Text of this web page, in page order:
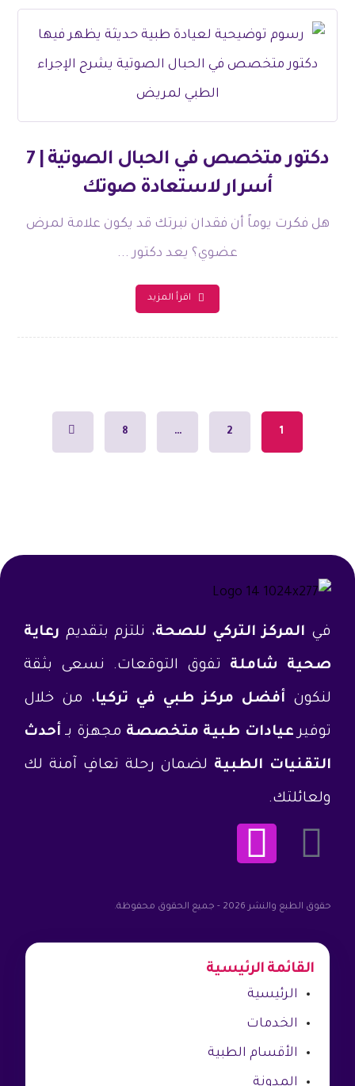
دكتور متخصص في الحبال الصوتية | 7
أسرار لاستعادة صوتك
هل فكرت يوماً أن فقدان نبرتك قد يكون علامة لمرض
عضوي؟ يعد دكتور ...
اقرأ المزيد
1
2
…
8
في المركز التركي للصحة، نلتزم بتقديم رعاية
صحية شاملة تفوق التوقعات. نسعى بثقة
لنكون أفضل مركز طبي في تركيا، من خلال
توفيرعيادات طبية متخصصة مجهزة بـ أحدث
التقنيات الطبية لضمان رحلة تعافٍ آمنة لك
ولعائلتك.
حقوق الطبع والنشر 2026 - جميع الحقوق محفوظة.
القائمة الرئيسية
الرئيسية
الخدمات
الأقسام الطبية
المدونة